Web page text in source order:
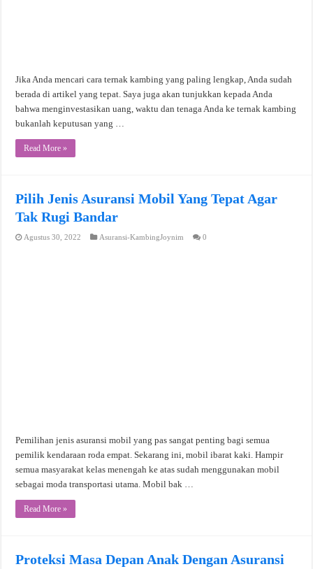
Jika Anda mencari cara ternak kambing yang paling lengkap, Anda sudah
berada di artikel yang tepat. Saya juga akan tunjukkan kepada Anda
bahwa menginvestasikan uang, waktu dan tenaga Anda ke ternak kambing
bukanlah keputusan yang …
Read More »
Pilih Jenis Asuransi Mobil Yang Tepat Agar
Tak Rugi Bandar
Agustus 30, 2022 Asuransi-KambingJoynim 0
Pemilihan jenis asuransi mobil yang pas sangat penting bagi semua
pemilik kendaraan roda empat. Sekarang ini, mobil ibarat kaki. Hampir
semua masyarakat kelas menengah ke atas sudah menggunakan mobil
sebagai moda transportasi utama. Mobil bak …
Read More »
Proteksi Masa Depan Anak Dengan Asuransi